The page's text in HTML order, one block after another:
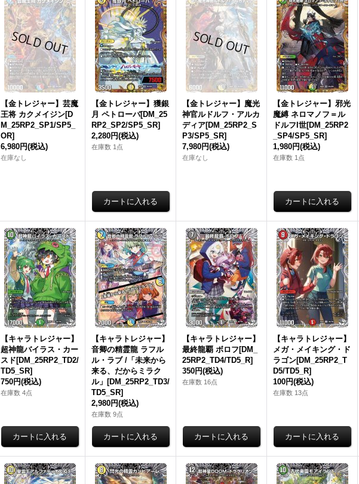
【金トレジャー】芸魔
王将 カクメイジン[D
M_25RP2_SP1/SP5_
OR]
6,980円(税込)
在庫なし
【金トレジャー】獲銀
月 ペトローバ[DM_25
RP2_SP2/SP5_SR]
2,280円(税込)
在庫数 1点
【金トレジャー】魔光
神官ルドルフ・アルカ
ディア[DM_25RP2_S
P3/SP5_SR]
7,980円(税込)
在庫なし
【金トレジャー】邪光
魔縛 ネロマノフ＝ル
ドルフI世[DM_25RP2
_SP4/SP5_SR]
1,980円(税込)
在庫数 1点
【キャラトレジャー】
超神龍バイラス・カー
スド[DM_25RP2_TD2/
TD5_SR]
750円(税込)
在庫数 4点
【キャラトレジャー】
音卿の精霊龍 ラフル
ル・ラブ /「未来から
来る、だからミラク
ル」[DM_25RP2_TD3/
TD5_SR]
2,980円(税込)
在庫数 9点
【キャラトレジャー】
最終龍覇 ボロフ[DM_
25RP2_TD4/TD5_R]
350円(税込)
在庫数 16点
【キャラトレジャー】
メガ・メイキング・ド
ラゴン[DM_25RP2_T
D5/TD5_R]
100円(税込)
在庫数 13点